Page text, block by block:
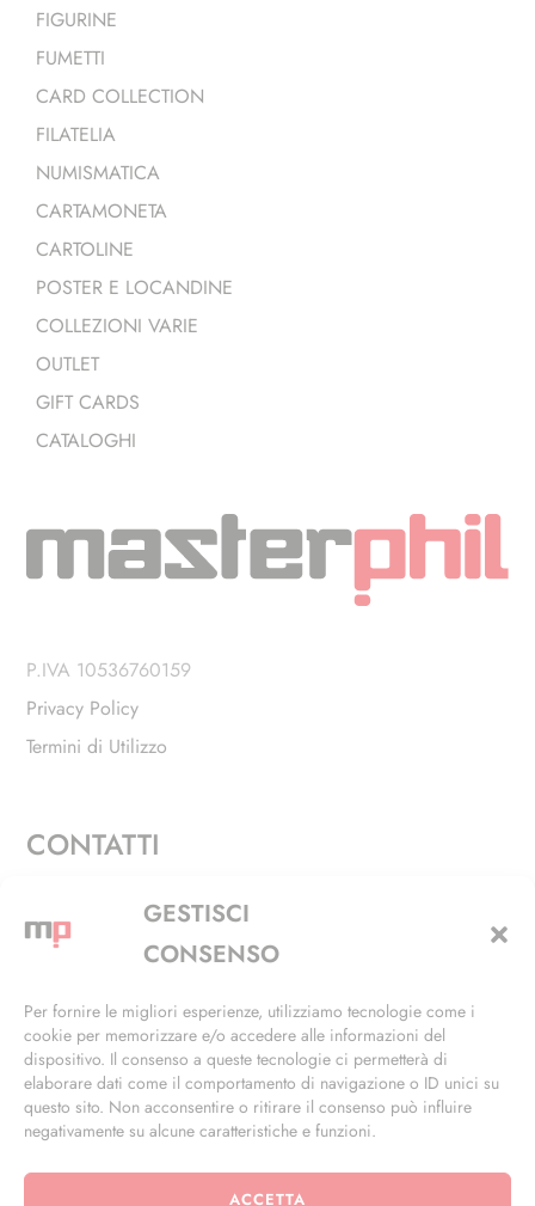
GESTISCI
CONSENSO
Per fornire le migliori esperienze, utilizziamo tecnologie come i
cookie per memorizzare e/o accedere alle informazioni del
dispositivo. Il consenso a queste tecnologie ci permetterà di
elaborare dati come il comportamento di navigazione o ID unici su
questo sito. Non acconsentire o ritirare il consenso può influire
negativamente su alcune caratteristiche e funzioni.
ACCETTA
FIGURINE
FUMETTI
CARD COLLECTION
FILATELIA
NUMISMATICA
CARTAMONETA
CARTOLINE
POSTER E LOCANDINE
COLLEZIONI VARIE
OUTLET
GIFT CARDS
CATALOGHI
P.IVA 10536760159
Privacy Policy
Termini di Utilizzo
CONTATTI
Via Alfieri, 27 - Trezzano Sul Naviglio (MI)
+39 02 4846 3155
info@masterphil.it